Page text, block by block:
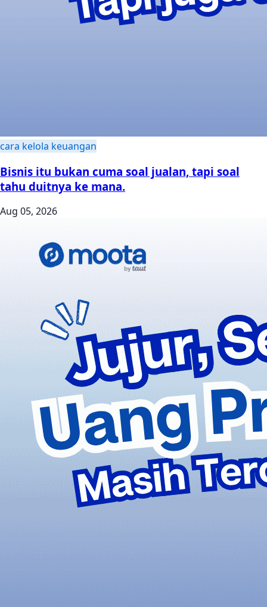
cara kelola keuangan
Bisnis itu bukan cuma soal jualan, tapi soal
tahu duitnya ke mana.
Aug 05, 2026